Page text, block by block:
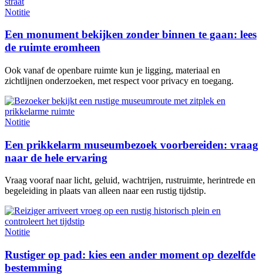
Notitie
Een monument bekijken zonder binnen te gaan: lees
de ruimte eromheen
Ook vanaf de openbare ruimte kun je ligging, materiaal en
zichtlijnen onderzoeken, met respect voor privacy en toegang.
Notitie
Een prikkelarm museumbezoek voorbereiden: vraag
naar de hele ervaring
Vraag vooraf naar licht, geluid, wachtrijen, rustruimte, herintrede en
begeleiding in plaats van alleen naar een rustig tijdstip.
Notitie
Rustiger op pad: kies een ander moment op dezelfde
bestemming